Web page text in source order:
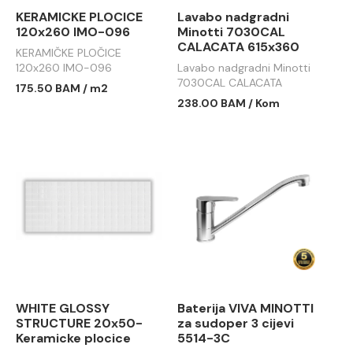
KERAMICKE PLOCICE
120x260 IMO-096
KERAMIČKE PLOČICE
120x260 IMO-096
175.50 BAM / m2
Lavabo nadgradni
Minotti 7030CAL
CALACATA 615x360
Lavabo nadgradni Minotti
7030CAL CALACATA
615x360
238.00 BAM / Kom
WHITE GLOSSY
STRUCTURE 20x50-
Keramicke plocice
Baterija VIVA MINOTTI
za sudoper 3 cijevi
5514-3C